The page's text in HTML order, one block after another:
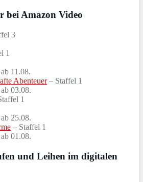
bei Amazon Video
3
1
11.08.
Abenteuer– Staffel 1
03.08.
1
25.08.
– Staffel 1
01.08.
und Leihen im digitalen